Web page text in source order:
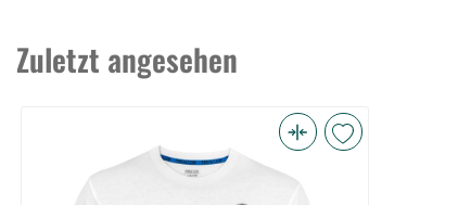
Zuletzt angesehen
Collection